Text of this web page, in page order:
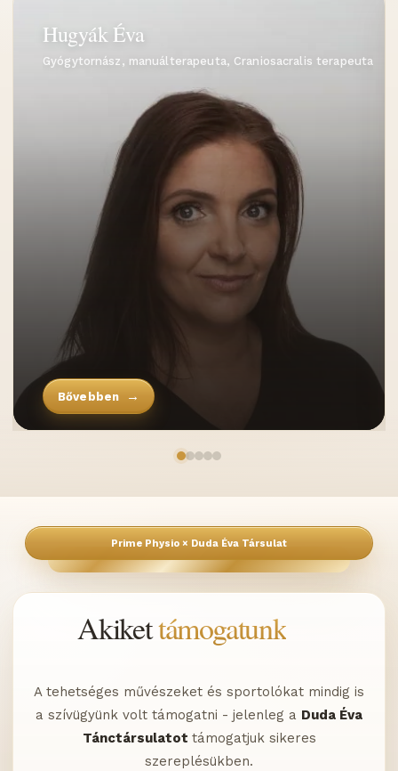
Hugyák Éva
Gyógytornász, manuálterapeuta, Craniosacralis terapeuta
Bővebben
Akikettámogatunk
A tehetséges művészeket és sportolókat mindig is
a szívügyünk volt támogatni - jelenleg a Duda Éva
Tánctársulatot támogatjuk sikeres
szereplésükben.